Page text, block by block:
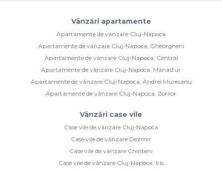
Vânzări apartamente
Apartamente de vânzare Cluj-Napoca
Apartamente de vânzare Cluj-Napoca, Gheorgheni
Apartamente de vânzare Cluj-Napoca, Central
Apartamente de vânzare Cluj-Napoca, Manastur
Apartamente de vânzare Cluj-Napoca, Andrei Muresanu
Apartamente de vânzare Cluj-Napoca, Zorilor
Vânzări case vile
Case vile de vânzare Cluj-Napoca
Case vile de vânzare Dezmir
Case vile de vânzare Chinteni
Case vile de vânzare Cluj-Napoca, Iris